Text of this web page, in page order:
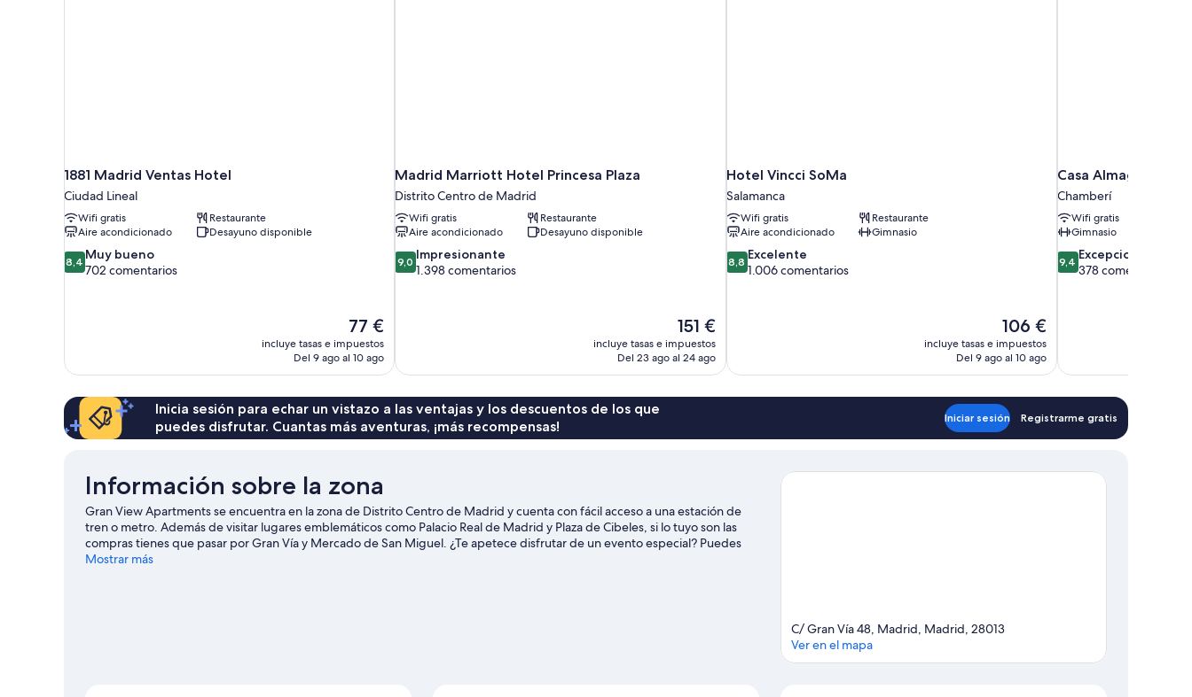
1881 Madrid Ventas Hotel
Ciudad Lineal
Wifi gratis
Restaurante
Aire acondicionado
Desayuno disponible
8.4
sobre
8,4 Muy bueno
702 comentarios
El
precio
actual
77 €
77 €
incluye tasas e impuestos
Del 9 ago al 10 ago
Madrid Marriott Hotel Princesa Plaza
Distrito Centro de Madrid
Wifi gratis
Restaurante
Aire acondicionado
Desayuno disponible
9.0
sobre
9,0 Impresionante
1.398 comentarios
El
precio
actual
151 €
151 €
incluye tasas e impuestos
Del 23 ago al 24 ago
Hotel Vincci SoMa
Salamanca
Wifi gratis
Restaurante
Aire acondicionado
Gimnasio
8.8
sobre
8,8 Excelente
1.006 comentarios
El
precio
actual
106 €
106 €
incluye tasas e impuestos
Del 9 ago al 10 ago
Casa Almagro by
Chamberí
Wifi gratis
Gimnasio
9.4
sobre
9,4 Excepcional
378 comentarios
Inicia sesión para echar un vistazo a las ventajas y los descuentos de los que
puedes disfrutar. Cuantas más aventuras, ¡más recompensas!
Iniciar sesión Registrarme gratis
Información sobre la zona
Gran View Apartments se encuentra en la zona de Distrito Centro de Madrid y cuenta con fácil acceso a una estación de
tren o metro. Además de visitar lugares emblemáticos como Palacio Real de Madrid y Plaza de Cibeles, si lo tuyo son las
compras tienes que pasar por Gran Vía y Mercado de San Miguel. ¿Te apetece disfrutar de un evento especial? Puedes
buscar el calendario de Estadio Santiago Bernabéu o Movistar Arena.
Mostrar más
C/ Gran Vía 48, Madrid, Madrid, 28013
Ver en el mapa